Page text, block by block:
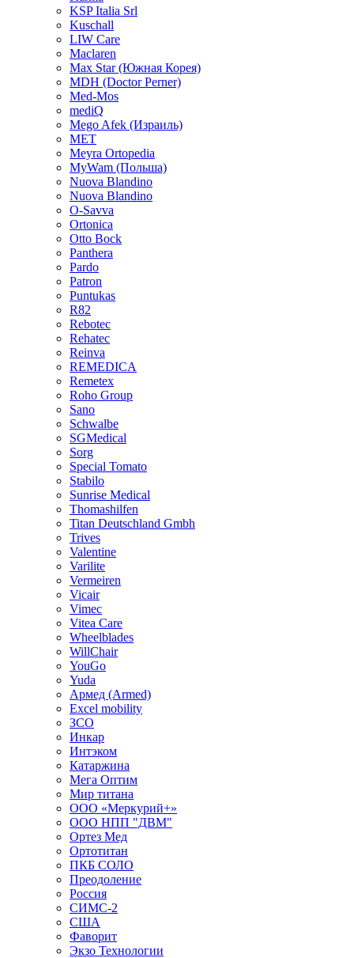
KSP Italia Srl
Kuschall
LIW Care
Maclaren
Max Star (Южная Корея)
MDH (Doctor Perner)
Med-Mos
mediQ
Mego Afek (Израиль)
MET
Meyra Ortopedia
MyWam (Польша)
Nuova Blandino
Nuova Blandino
O-Savva
Ortonica
Otto Bock
Panthera
Pardo
Patron
Puntukas
R82
Rebotec
Rehatec
Reinva
REMEDICA
Remetex
Roho Group
Sano
Schwalbe
SGMedical
Sorg
Special Tomato
Stabilo
Sunrise Medical
Thomashilfen
Titan Deutschland Gmbh
Trives
Valentine
Varilite
Vermeiren
Vicair
Vimec
Vitea Care
Wheelblades
WillChair
YouGo
Yuda
Армед (Armed)
Еxcel mobility
ЗСО
Инкар
Интэком
Катаржина
Мега Оптим
Мир титана
ООО «Меркурий+»
ООО НПП "ДВМ"
Ортез Мед
Ортотитан
ПКБ СОЛО
Преодоление
Россия
СИМС-2
США
Фаворит
Экзо Технологии